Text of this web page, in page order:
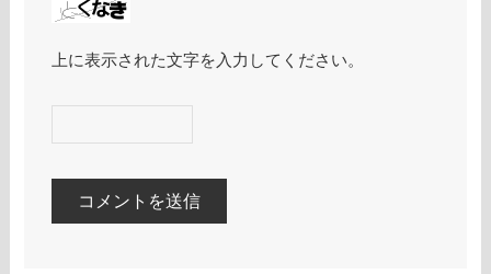
上に表示された文字を入力してください。